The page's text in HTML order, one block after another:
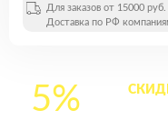
Для заказов от 15000
Доставка по РФ
5%